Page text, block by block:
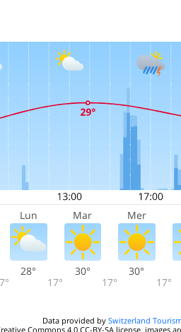
Lun Mar Mer
28°
17°
30°
17°
30°
17°
Data provided by Switzerland
Commons 4.0 CC-BY-SA license, images